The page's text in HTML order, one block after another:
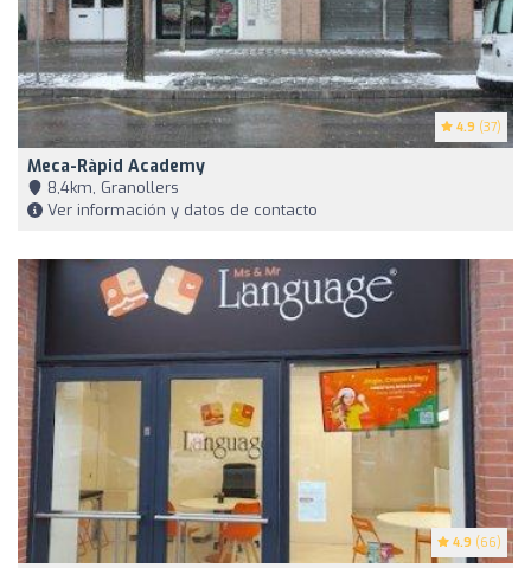
4.9 (37)
Meca-Ràpid Academy
8,4km, Granollers
Ver información y datos de contacto
4.9 (66)